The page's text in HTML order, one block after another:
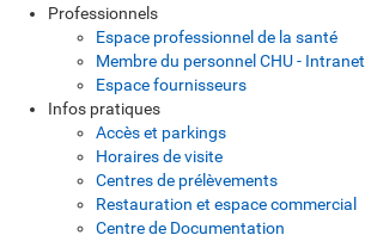
Professionnels
Espace professionnel de la santé
Membre du personnel CHU - Intranet
Espace fournisseurs
Infos pratiques
Accès et parkings
Horaires de visite
Centres de prélèvements
Restauration et espace commercial
Centre de Documentation